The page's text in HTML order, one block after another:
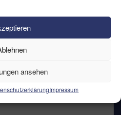
ansehen
Impressum
Ihre Karten per Post